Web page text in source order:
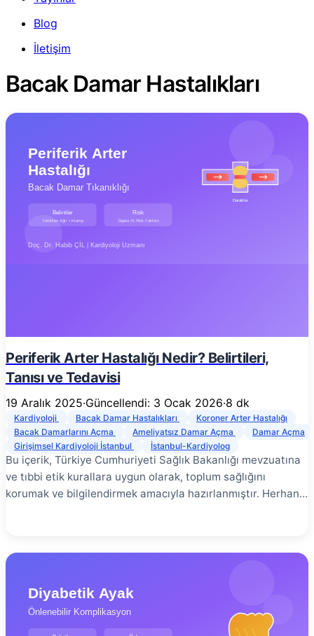
Blog
İletişim
Bacak Damar Hastalıkları
Periferik Arter Hastalığı Nedir? Belirtileri,
Tanısı ve Tedavisi
19 Aralık 2025·Güncellendi: 3 Ocak 2026·8 dk
Kardiyoloji Bacak Damar Hastalıkları
Koroner Arter Hastalığı
Bacak Damarlarını Açma
Ameliyatsız Damar Açma
Damar Açma
Girişimsel Kardiyoloji İstanbul
İstanbul-Kardiyolog
Bu içerik, Türkiye Cumhuriyeti Sağlık Bakanlığı mevzuatına
ve tıbbi etik kurallara uygun olarak, toplum sağlığını
korumak ve bilgilendirmek amacıyla hazırlanmıştır. Herhangi
atardamarların daralması veya tıkanması sonucu ortaya
ateroskleroz (damar sertliği) nedeniyle gelişen bu durum,
erken tanı ve uygun tedavi ile ciddi komplikasyonlar
önlenebilir. Bu kapsamlı rehberde, periferik arter